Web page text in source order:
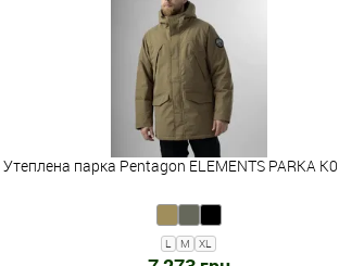
Утеплена парка Pentagon ELEMENTS PARKA
L M XL